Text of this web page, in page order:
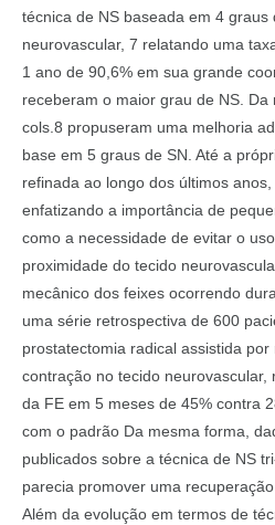
técnica de NS baseada em 4
neurovascular, 7 relatando uma
1 ano de 90,6% em sua grande
receberam o maior grau de NS.
cols.8 propuseram uma melhoria
base em 5 graus de SN. Até a
refinada ao longo dos últimos
enfatizando a importância de
como a necessidade de evitar o
proximidade do tecido
mecânico dos feixes ocorrendo
uma série retrospectiva de 600
prostatectomia radical assistida
contração no tecido
da FE em 5 meses de 45% contra
com o padrão Da mesma forma,
publicados sobre a técnica de NS
parecia promover uma
Além da evolução em termos de